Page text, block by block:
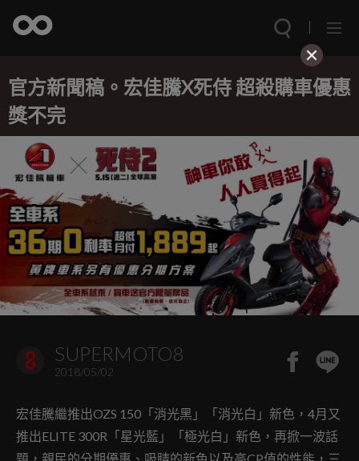
官方新聞稿。宏佳騰X死侍 超殺購車優惠
獎不完
SUPERMOTO8
2018/05/02
宏佳騰繼推出OZS 150「消光黑」「消光白」新色，4月又
推出ELITE 300R「星光藍」「極光白」新色，再掀一波話